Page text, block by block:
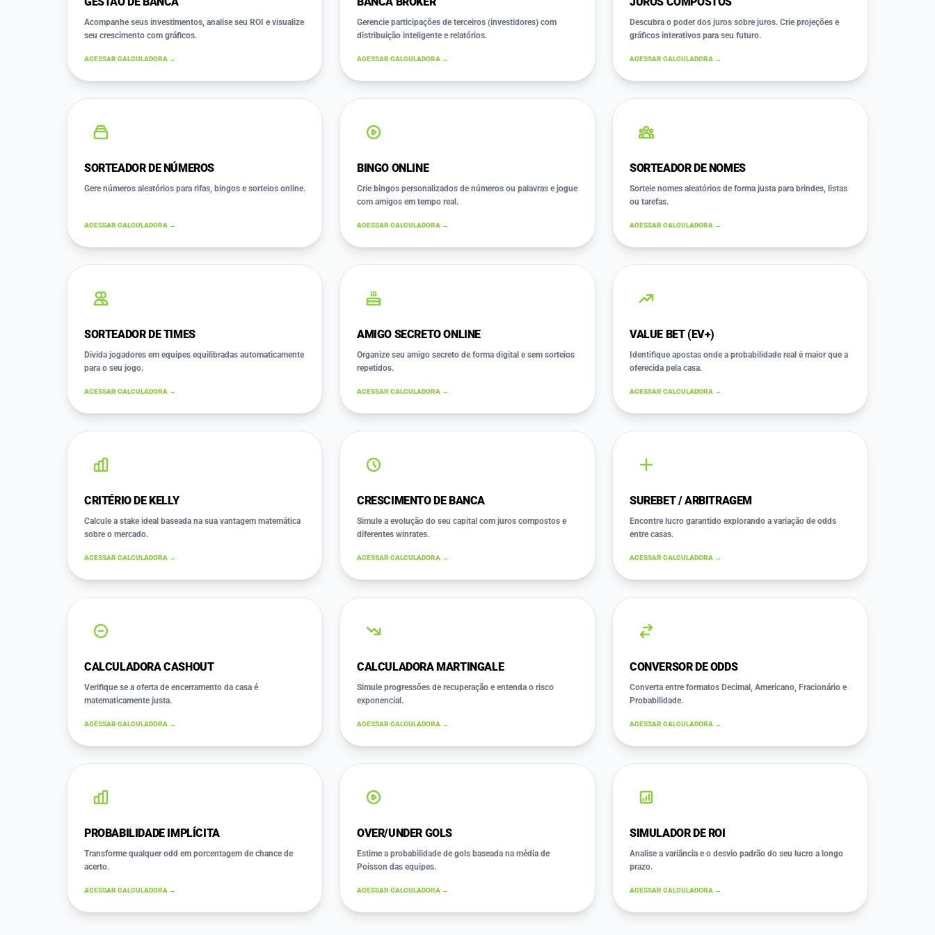
Acompanhe seus investimentos, analise seu ROI e visualize
seu crescimento com gráficos.
ACESSAR CALCULADORA →
Gerencie participações de terceiros (investidores) com
distribuição inteligente e relatórios.
ACESSAR CALCULADORA →
Descubra o poder dos juros sobre juros. Crie projeções e
gráficos interativos para seu futuro.
ACESSAR CALCULADORA →
SORTEADOR DE NÚMEROS
Gere números aleatórios para rifas, bingos e sorteios online.
ACESSAR CALCULADORA →
BINGO ONLINE
Crie bingos personalizados de números ou palavras e jogue
com amigos em tempo real.
ACESSAR CALCULADORA →
SORTEADOR DE NOMES
Sorteie nomes aleatórios de forma justa para brindes, listas
ou tarefas.
ACESSAR CALCULADORA →
SORTEADOR DE TIMES
Divida jogadores em equipes equilibradas automaticamente
para o seu jogo.
ACESSAR CALCULADORA →
AMIGO SECRETO ONLINE
Organize seu amigo secreto de forma digital e sem sorteios
repetidos.
ACESSAR CALCULADORA →
VALUE BET (EV+)
Identifique apostas onde a probabilidade real é maior que a
oferecida pela casa.
ACESSAR CALCULADORA →
CRITÉRIO DE KELLY
Calcule a stake ideal baseada na sua vantagem matemática
sobre o mercado.
ACESSAR CALCULADORA →
CRESCIMENTO DE BANCA
Simule a evolução do seu capital com juros compostos e
diferentes winrates.
ACESSAR CALCULADORA →
SUREBET / ARBITRAGEM
Encontre lucro garantido explorando a variação de odds
entre casas.
ACESSAR CALCULADORA →
CALCULADORA CASHOUT
Verifique se a oferta de encerramento da casa é
matematicamente justa.
ACESSAR CALCULADORA →
CALCULADORA MARTINGALE
Simule progressões de recuperação e entenda o risco
exponencial.
ACESSAR CALCULADORA →
CONVERSOR DE ODDS
Converta entre formatos Decimal, Americano, Fracionário e
Probabilidade.
ACESSAR CALCULADORA →
PROBABILIDADE IMPLÍCITA
Transforme qualquer odd em porcentagem de chance de
acerto.
ACESSAR CALCULADORA →
OVER/UNDER GOLS
Estime a probabilidade de gols baseada na média de
Poisson das equipes.
ACESSAR CALCULADORA →
SIMULADOR DE ROI
Analise a variância e o desvio padrão do seu lucro a longo
prazo.
ACESSAR CALCULADORA →